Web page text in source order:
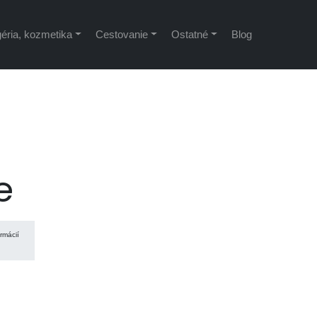
kozmetika Cestovanie Ostatné Blog